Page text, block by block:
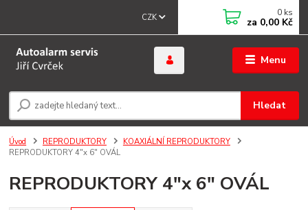
Menu
CZK
Hledat
0 ks
za 0,00 Kč
Úvod REPRODUKTORY
KOAXIÁLNÍ REPRODUKTORY
REPRODUKTORY 4"x 6" OVÁL
REPRODUKTORY 4"x 6" OVÁL